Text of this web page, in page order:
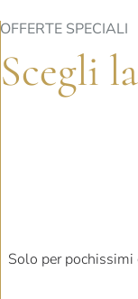
OFFERTE SPECIALI
Scegli
Solo per